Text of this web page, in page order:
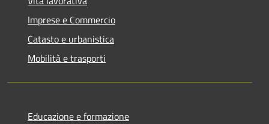
Imprese e Commercio
Catasto e urbanistica
Mobilità e trasporti
Educazione e formazione